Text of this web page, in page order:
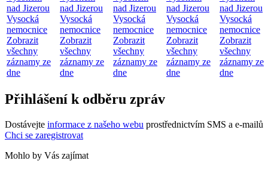
nad Jizerou
Vysocká
nemocnice
Zobrazit
všechny
záznamy ze
dne
nad Jizerou
Vysocká
nemocnice
Zobrazit
všechny
záznamy ze
dne
nad Jizerou
Vysocká
nemocnice
Zobrazit
všechny
záznamy ze
dne
nad Jizerou
Vysocká
nemocnice
Zobrazit
všechny
záznamy ze
dne
nad Jizerou
Vysocká
nemocnice
Zobrazit
všechny
záznamy ze
dne
Přihlášení k odběru zpráv
Dostávejte informace z našeho webu prostřednictvím SMS a e-mailů
Chci se zaregistrovat
Mohlo by Vás zajímat